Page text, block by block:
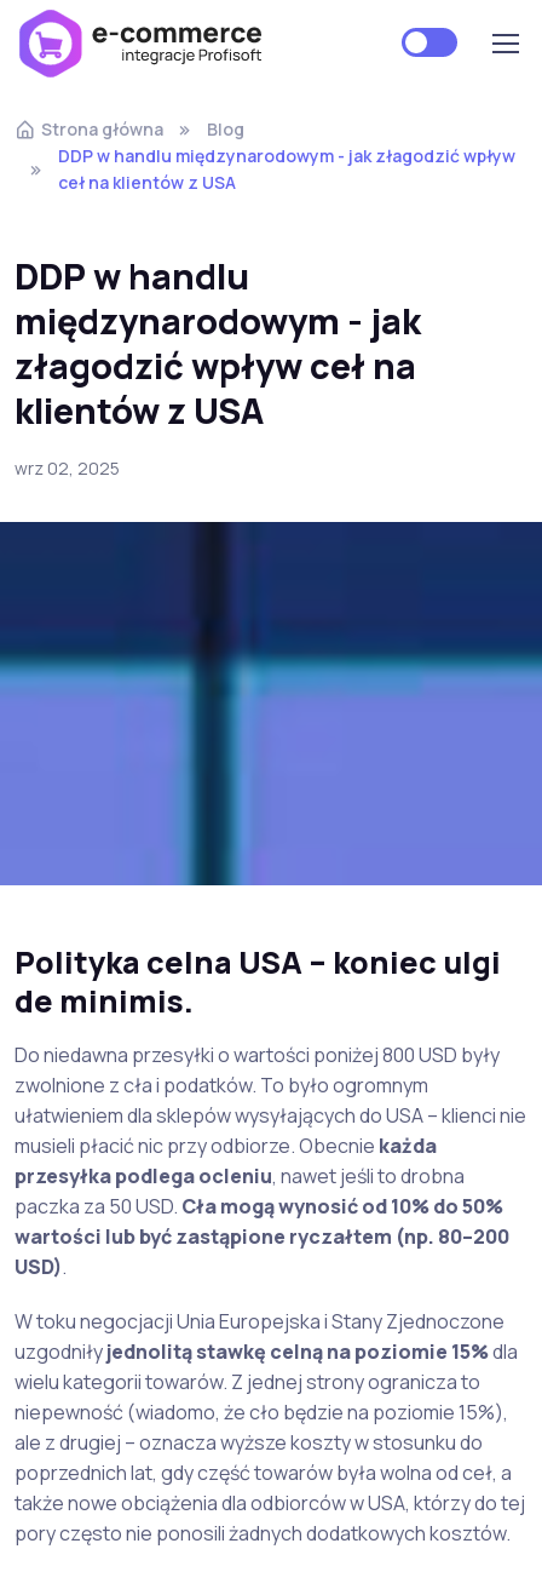
Strona główna
Blog
DDP w handlu międzynarodowym - jak złagodzić wpływ
ceł na klientów z USA
DDP w handlu
międzynarodowym - jak
złagodzić wpływ ceł na
klientów z USA
wrz 02, 2025
Polityka celna USA – koniec ulgi
de minimis.
Do niedawna przesyłki o wartości poniżej 800 USD były
zwolnione z cła i podatków. To było ogromnym
ułatwieniem dla sklepów wysyłających do USA – klienci nie
musieli płacić nic przy odbiorze. Obecnie każda
przesyłka podlega ocleniu, nawet jeśli to drobna
paczka za 50 USD. Cła mogą wynosić od 10% do 50%
wartości lub być zastąpione ryczałtem (np. 80–200
USD).
W toku negocjacji Unia Europejska i Stany Zjednoczone
uzgodniłyjednolitą stawkę celną na poziomie 15%dla
wielu kategorii towarów. Z jednej strony ogranicza to
niepewność (wiadomo, że cło będzie na poziomie 15%),
ale z drugiej – oznacza wyższe koszty w stosunku do
poprzednich lat, gdy część towarów była wolna od ceł, a
także nowe obciążenia dla odbiorców w USA, którzy do tej
pory często nie ponosili żadnych dodatkowych kosztów.